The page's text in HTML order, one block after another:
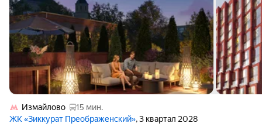
Измайлово
15 мин.
ЖК «Зиккурат Преображенский», 3 квартал 2028